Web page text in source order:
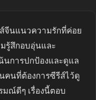
จีนแนวความรักที่ค่อย
รู้สึกอบอุ่นและ
นการปกป้องและดูแล
คนที่ต้องการซีรีส์ไว้ดู
มณ์ดีๆ เรื่องนี้ตอบ